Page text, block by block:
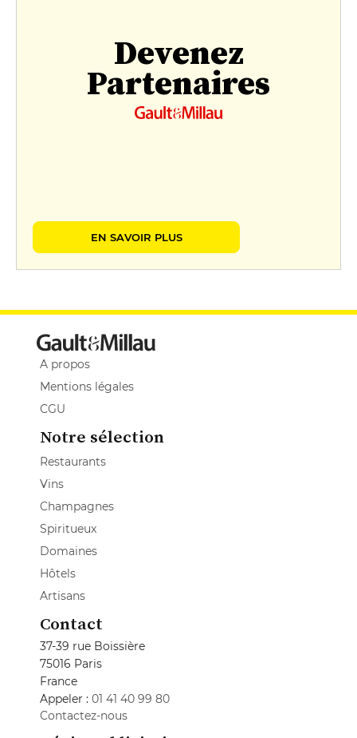
Devenez
Partenaires
EN SAVOIR PLUS
A propos
Mentions légales
CGU
Notre sélection
Restaurants
Vins
Champagnes
Spiritueux
Domaines
Hôtels
Artisans
Contact
37-39 rue Boissière
75016 Paris
France
Appeler : 01 41 40 99 80
Contactez-nous